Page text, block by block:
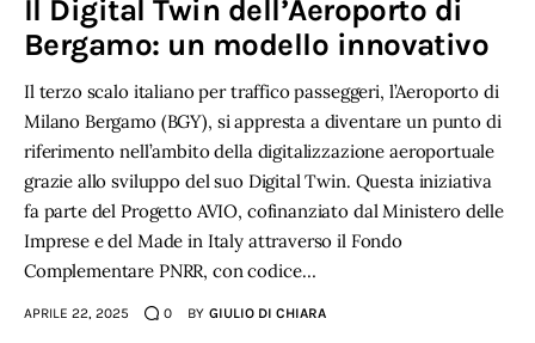
Il Digital Twin dell’Aeroporto di
Bergamo: un modello innovativo
Il terzo scalo italiano per traffico passeggeri, l’Aeroporto di
Milano Bergamo (BGY), si appresta a diventare un punto di
riferimento nell’ambito della digitalizzazione aeroportuale
grazie allo sviluppo del suo Digital Twin. Questa iniziativa
fa parte del Progetto AVIO, cofinanziato dal Ministero delle
Imprese e del Made in Italy attraverso il Fondo
Complementare PNRR, con codice…
APRILE 22, 2025 0 BY GIULIO DI CHIARA